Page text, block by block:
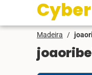
Madeira /